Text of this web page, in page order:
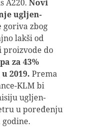
A220. Novi
ugljen-
goriva zbog
lakši od
do
za 43%
2019. Prema
KLM bi
ugljen-
u poređenju